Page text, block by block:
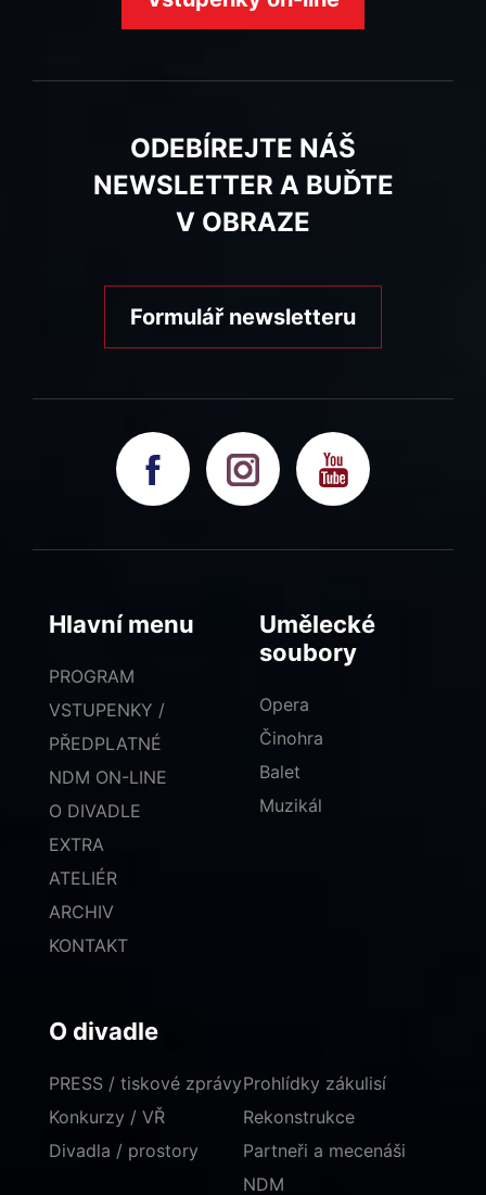
ODEBÍREJTE NÁŠ
NEWSLETTER A BUĎTE
V OBRAZE
Formulář newsletteru
Hlavní menu
PROGRAM
VSTUPENKY /
PŘEDPLATNÉ
NDM ON-LINE
O DIVADLE
EXTRA
ATELIÉR
ARCHIV
KONTAKT
Umělecké
soubory
Opera
Činohra
Balet
Muzikál
O divadle
PRESS / tiskové zprávy
Konkurzy / VŘ
Divadla / prostory
Prohlídky zákulisí
Rekonstrukce
Partneři a mecenáši
NDM